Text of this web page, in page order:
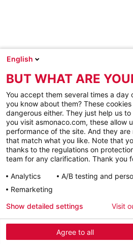
English
BUT WHAT ARE
You accept them several times a
you know about them? These
dangerous either. They just help us
you visit asmonaco.com, these allow
performance of the site. And they
that match what you like. Note that
thanks to the regulations on
team for any clarification. Thank you
Analytics
A/B testing and
Remarketing
Agree to all
Show detailed settings Visit